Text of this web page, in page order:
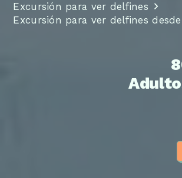
Excursión para ver delfines
Excursión para ver delfines